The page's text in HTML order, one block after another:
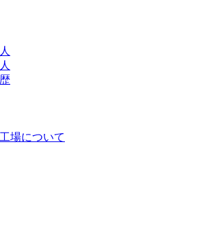
場について